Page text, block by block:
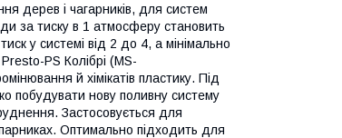
дерев і чагарників, для систем
за тиску в 1 атмосферу становить
у системі від 2 до 4, а мінімально
PS Колібрі (MS-
й хімікатів пластику. Під
побудувати нову поливну систему
Застосовується для
Оптимально підходить для